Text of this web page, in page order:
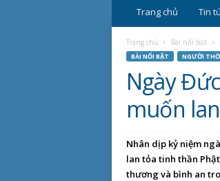
Trang chủ Tin
Trang chủ Bài nổi bật
BÀI NỔI BẬT NGƯỜI
Ngày
muốn
Nhân dịp kỷ niệm
lan tỏa tinh thần
thương và bình an